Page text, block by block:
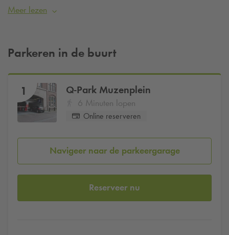
speciale gelegenheid, bij Danzig ben je aan het juiste adres.
Muzenplein
vanaf €34 per dag.
Meer lezen
Parkeren in de buurt
1 Q-Park Muzenplein
6 Minuten lopen
Online reserveren
Navigeer naar de parkeergarage
Reserveer nu